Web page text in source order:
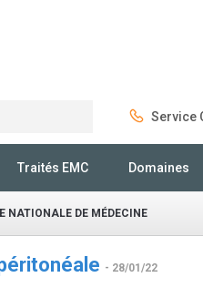
Service
Traités EMC Domaines
NATIONALE DE MÉDECINE
- 28/01/22